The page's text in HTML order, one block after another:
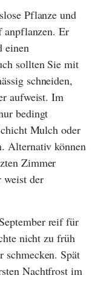
Pflanze und
anpflanzen. Er
einen
sollten Sie mit
schneiden,
aufweist. Im
bedingt
Mulch oder
Alternativ können
Zimmer
weist der
reif für
nicht zu früh
schmecken. Spät
Nachtfrost im